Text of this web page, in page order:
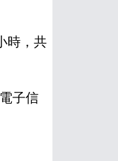
時，共
子信